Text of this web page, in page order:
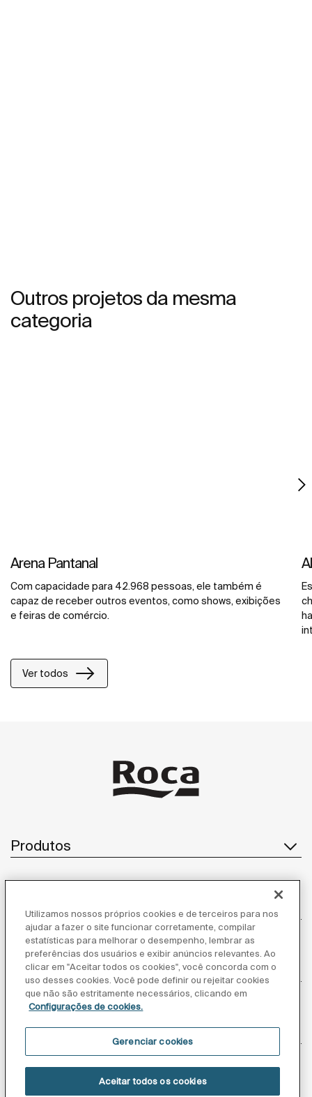
Outros projetos da mesma
categoria
Arena Pantanal
Com capacidade para 42.968 pessoas, ele também é
capaz de receber outros eventos, como shows, exibições
e feiras de comércio.
Ver todos
Produtos
Atendimento ao cliente
Sobre nós
Inspiração
Siga-nos
Utilizamos nossos próprios cookies e de terceiros para nos
ajudar a fazer o site funcionar corretamente, compilar
estatísticas para melhorar o desempenho, lembrar as
preferências dos usuários e exibir anúncios relevantes. Ao
clicar em "Aceitar todos os cookies", você concorda com o
uso desses cookies. Você pode definir ou rejeitar cookies
que não são estritamente necessários, clicando em
Configurações de cookies.
Gerenciar cookies
Aceitar todos os cookies